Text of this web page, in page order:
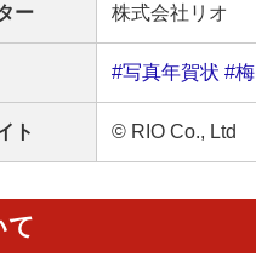
ー 株式会社リオ
#写真年賀状 #梅
ト © RIO Co., Ltd
て